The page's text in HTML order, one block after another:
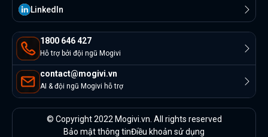
1800 646 427
Hỗ trợ bởi đội ngũ Mogivi
contact@mogivi.vn
AI & đội ngũ Mogivi hỗ trợ
Linkedln
© Copyright 2022 Mogivi.vn. All rights reserved
Bảo mật thông tinĐiều khoản sử dụng